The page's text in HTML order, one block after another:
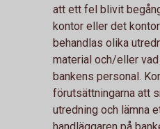
att ett fel blivit
kontor eller det
behandlas olika
material och/eller
bankens personal.
förutsättningarna att
utredning och lämna